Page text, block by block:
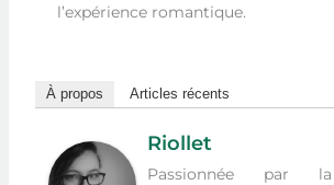
l’expérience romantique.
À propos Articles récents
Riollet
Passionnée par